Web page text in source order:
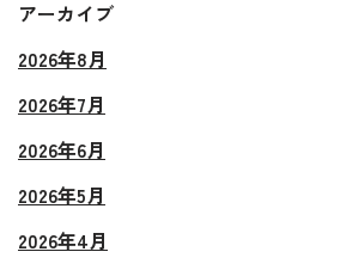
アーカイブ
2026年8月
2026年7月
2026年6月
2026年5月
2026年4月